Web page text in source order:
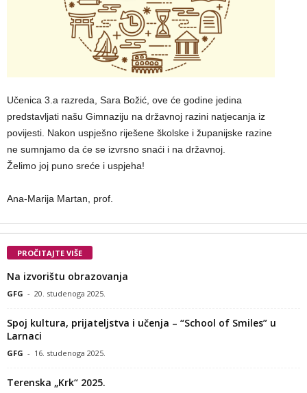
Učenica 3.a razreda, Sara Božić, ove će godine jedina
predstavljati našu Gimnaziju na državnoj razini natjecanja iz
povijesti. Nakon uspješno riješene školske i županijske razine
ne sumnjamo da će se izvrsno snaći i na državnoj.
Želimo joj puno sreće i uspjeha!
Ana-Marija Martan, prof.
PROČITAJTE VIŠE
Na izvorištu obrazovanja
GFG - 20. studenoga 2025.
Spoj kultura, prijateljstva i učenja – “School of Smiles” u
Larnaci
GFG - 16. studenoga 2025.
Terenska „Krk“ 2025.